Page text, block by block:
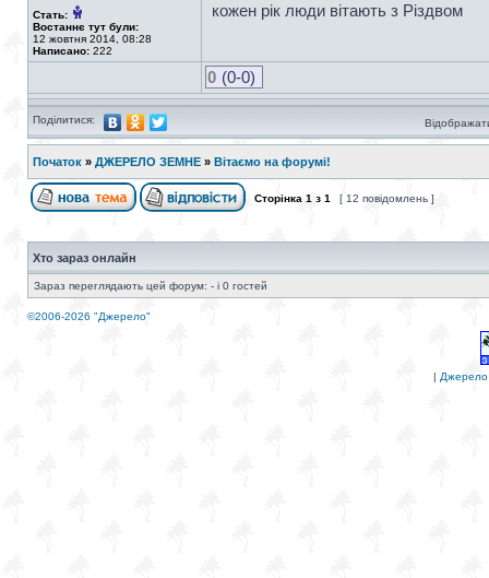
Стать:
Востаннє тут були:
12 жовтня 2014, 08:28
Написано: 222
кожен рік люди вітають з Різдвом
0 (0-0)
Поділитися:
Початок » ДЖЕРЕЛО ЗЕМНЕ » Вітаємо на форумі!
Сторінка 1 з 1 [ 12 повідомлень ]
Хто зараз онлайн
Зараз переглядають цей форум: - і 0 гостей
©2006-2026 "Джерело"
| Джерело